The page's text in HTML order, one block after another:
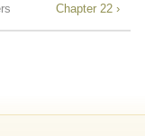
Chapter 22 ›